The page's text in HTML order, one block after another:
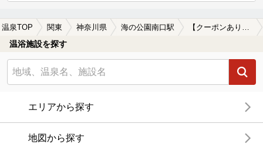
温泉TOP 関東 神奈川県 海の公園南口駅 【クーポンあり】マッサージ、エステがある海の公園南口駅近くの温泉、日帰り温泉、スーパー銭湯おすすめ
温浴施設を探す
エリアから探す
地図から探す